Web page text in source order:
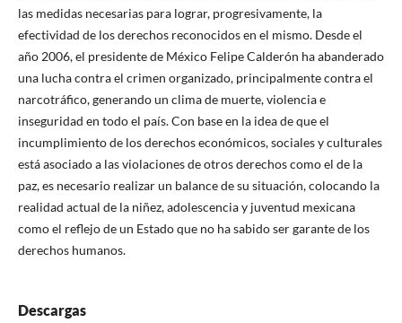
las medidas necesarias para lograr, progresivamente, la
efectividad de los derechos reconocidos en el mismo. Desde el
año 2006, el presidente de México Felipe Calderón ha abanderado
una lucha contra el crimen organizado, principalmente contra el
narcotráfico, generando un clima de muerte, violencia e
inseguridad en todo el país. Con base en la idea de que el
incumplimiento de los derechos económicos, sociales y culturales
está asociado a las violaciones de otros derechos como el de la
paz, es necesario realizar un balance de su situación, colocando la
realidad actual de la niñez, adolescencia y juventud mexicana
como el reflejo de un Estado que no ha sabido ser garante de los
derechos humanos.
Descargas